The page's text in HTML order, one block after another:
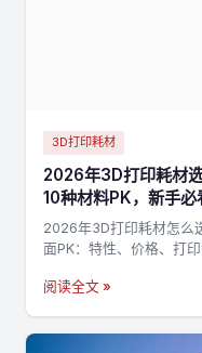
3D打印耗材
2026年3D打印耗材
10种材料PK，新手必
2026年3D打印耗材怎么
面PK：特性、价格、打
阅读全文 »